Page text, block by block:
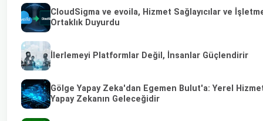
CloudSigma ve evoila, Hizmet Sağlayıcılar ve
Ortaklık Duyurdu
İlerlemeyi Platformlar Değil, İnsanlar Güçlendirir
Gölge Yapay Zeka'dan Egemen Bulut'a: Yerel
Yapay Zekanın Geleceğidir